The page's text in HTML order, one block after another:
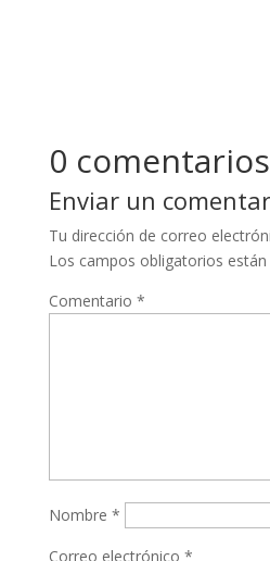
0 comentarios
Enviar un
Tu dirección de correo
Los campos obligatorios
Comentario *
Nombre *
Correo electrónico *